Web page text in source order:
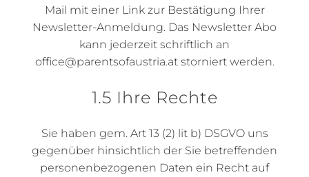
Mail mit einer Link zur Bestätigung Ihrer
Newsletter-Anmeldung. Das Newsletter Abo
kann jederzeit schriftlich an
office@parentsofaustria.at storniert werden.
1.5 Ihre Rechte
Sie haben gem. Art 13 (2) lit b) DSGVO uns
gegenüber hinsichtlich der Sie betreffenden
personenbezogenen Daten ein Recht auf